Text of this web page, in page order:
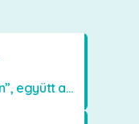
Együtt a „színpadon”, együtt az élményekért 🎭✨